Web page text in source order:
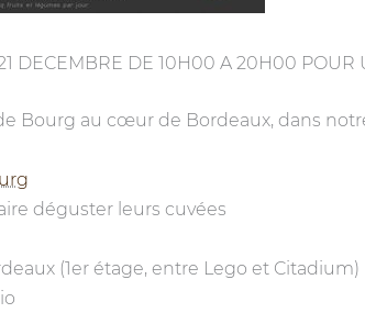
DECEMBRE DE 10H00 A 20H00 POUR
Bourg au cœur de Bordeaux, dans
déguster leurs cuvées
(1er étage, entre Lego et Citadium)